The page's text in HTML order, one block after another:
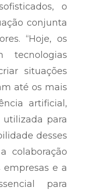
o
conjunta
“Hoje, os
tecnologias
situações
até os mais
artificial,
para
desses
colaboração
empresas e a
para